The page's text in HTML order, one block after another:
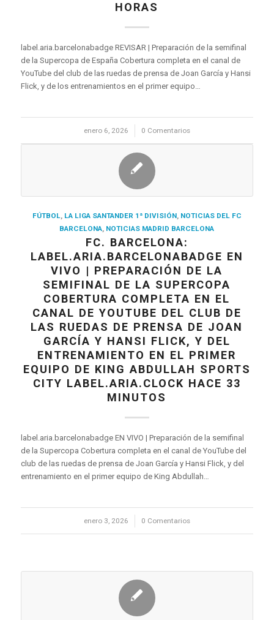
HORAS
label.aria.barcelonabadge REVISAR | Preparación de la semifinal
de la Supercopa de España Cobertura completa en el canal de
YouTube del club de las ruedas de prensa de Joan García y Hansi
Flick, y de los entrenamientos en el primer equipo…
enero 6, 2026
/ 0 Comentarios
FÚTBOL, LA LIGA SANTANDER 1ª DIVISIÓN, NOTICIAS DEL FC
BARCELONA, NOTICIAS MADRID BARCELONA
FC. BARCELONA:
LABEL.ARIA.BARCELONABADGE EN
VIVO | PREPARACIÓN DE LA
SEMIFINAL DE LA SUPERCOPA
COBERTURA COMPLETA EN EL
CANAL DE YOUTUBE DEL CLUB DE
LAS RUEDAS DE PRENSA DE JOAN
GARCÍA Y HANSI FLICK, Y DEL
ENTRENAMIENTO EN EL PRIMER
EQUIPO DE KING ABDULLAH SPORTS
CITY LABEL.ARIA.CLOCK HACE 33
MINUTOS
label.aria.barcelonabadge EN VIVO | Preparación de la semifinal
de la Supercopa Cobertura completa en el canal de YouTube del
club de las ruedas de prensa de Joan García y Hansi Flick, y del
entrenamiento en el primer equipo de King Abdullah…
enero 3, 2026
/ 0 Comentarios